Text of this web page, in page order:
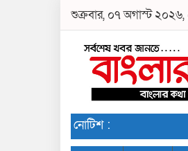
শুক্রবার, ০৭ অগাস্ট
নোটিশ :